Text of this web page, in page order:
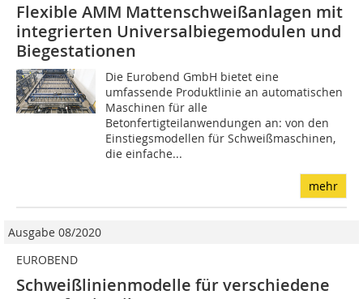
Flexible AMM Mattenschweißanlagen mit
integrierten Universalbiegemodulen und
Biegestationen
Die Eurobend GmbH bietet eine
umfassende Produktlinie an automatischen
Maschinen für alle
Betonfertigteilanwendungen an: von den
Einstiegsmodellen für Schweißmaschinen,
die einfache...
mehr
Ausgabe 08/2020
EUROBEND
Schweißlinienmodelle für verschiedene